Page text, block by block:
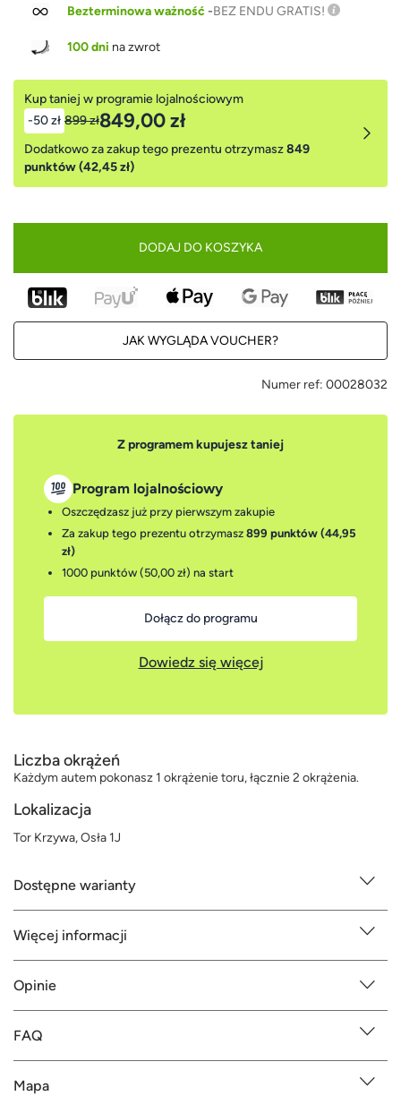
Bezterminowa ważność-BEZ ENDU GRATIS!
100 dni na zwrot
Kup taniej w programie lojalnościowym
-50 zł 899 zł849,00 zł
Dodatkowo za zakup tego prezentu otrzymasz849
punktów (42,45 zł)
DODAJ DO KOSZYKA
JAK WYGLĄDA VOUCHER?
Numer ref: 00028032
Z programem kupujesz taniej
Program lojalnościowy
Oszczędzasz już przy pierwszym zakupie
Za zakup tego prezentu otrzymasz 899 punktów (44,95
zł)
1000 punktów (50,00 zł) na start
Dołącz do programu
Dowiedz się więcej
Liczba okrążeń
Każdym autem pokonasz 1 okrążenie toru, łącznie 2 okrążenia.
Lokalizacja
Tor Krzywa, Osła 1J
Dostępne warianty
Więcej informacji
Opinie
FAQ
Mapa